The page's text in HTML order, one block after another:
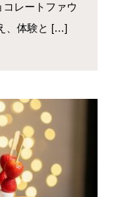
レートファウ
、体験と […]